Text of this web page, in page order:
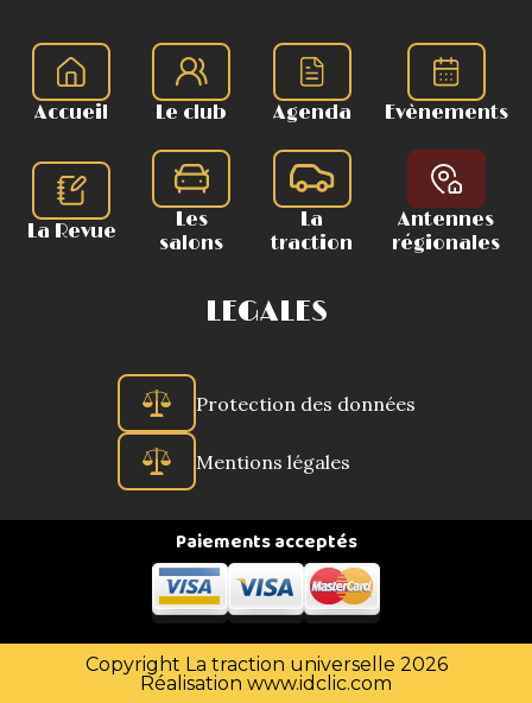
Accueil Le club Agenda Evènements
La Revue
Les
salons
La
traction
Antennes
régionales
LEGALES
Protection des données
Mentions légales
Paiements acceptés
Copyright La traction universelle 2026
Réalisation www.idclic.com